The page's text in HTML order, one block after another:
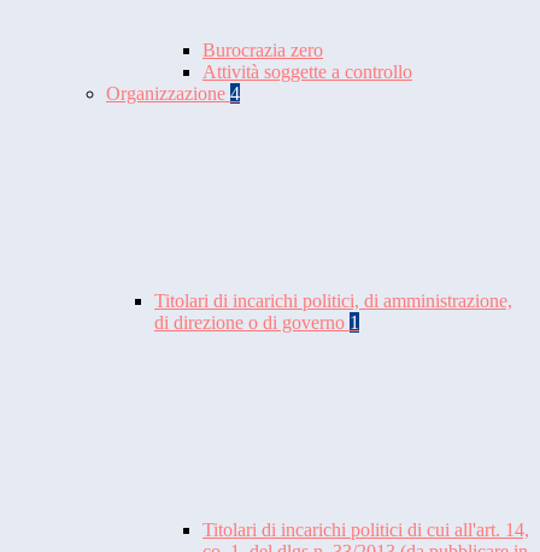
Burocrazia zero
Attività soggette a controllo
Organizzazione 4
Titolari di incarichi politici, di amministrazione,
di direzione o di governo 1
Titolari di incarichi politici di cui all'art. 14,